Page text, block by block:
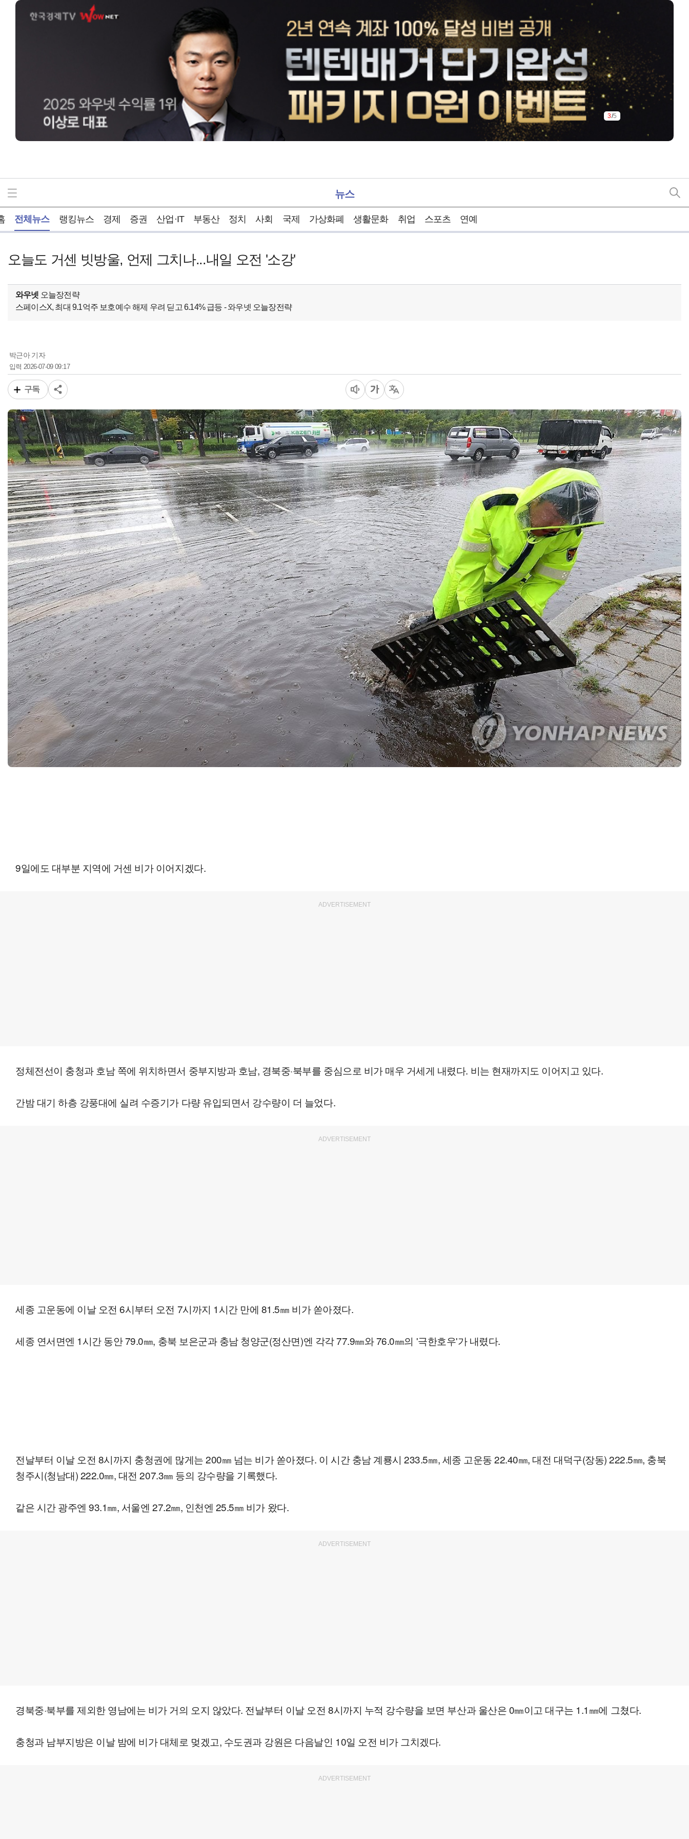
3/5
뉴스
전체뉴스 랭킹뉴스 경제 증권 산업·IT 부동산 정치 사회 국제 가상화폐 생활문화 취업 스포츠 연예
오늘도 거센 빗방울, 언제 그치나...내일 오전 '소강'
와우넷 오늘장전략
스페이스X, 최대 9.1억주 보호예수 해제 우려 딛고 6.14% 급등 - 와우넷 오늘장전략
박근아 기자
입력2026-07-09 09:17
구독
9일에도 대부분 지역에 거센 비가 이어지겠다.
ADVERTISEMENT
정체전선이 충청과 호남 쪽에 위치하면서 중부지방과 호남, 경북중·북부를 중심으로 비가 매우 거세게 내렸다. 비는 현재까지도 이어지고 있다.
간밤 대기 하층 강풍대에 실려 수증기가 다량 유입되면서 강수량이 더 늘었다.
ADVERTISEMENT
세종 고운동에 이날 오전 6시부터 오전 7시까지 1시간 만에 81.5㎜ 비가 쏟아졌다.
세종 연서면엔 1시간 동안 79.0㎜, 충북 보은군과 충남 청양군(정산면)엔 각각 77.9㎜와 76.0㎜의 '극한호우'가 내렸다.
전날부터 이날 오전 8시까지 충청권에 많게는 200㎜ 넘는 비가 쏟아졌다. 이 시간 충남 계룡시 233.5㎜, 세종 고운동 22.40㎜, 대전 대덕구(장동) 222.5㎜, 충북
청주시(청남대) 222.0㎜, 대전 207.3㎜ 등의 강수량을 기록했다.
같은 시간 광주엔 93.1㎜, 서울엔 27.2㎜, 인천엔 25.5㎜ 비가 왔다.
ADVERTISEMENT
경북중·북부를 제외한 영남에는 비가 거의 오지 않았다. 전날부터 이날 오전 8시까지 누적 강수량을 보면 부산과 울산은 0㎜이고 대구는 1.1㎜에 그쳤다.
충청과 남부지방은 이날 밤에 비가 대체로 멎겠고, 수도권과 강원은 다음날인 10일 오전 비가 그치겠다.
ADVERTISEMENT